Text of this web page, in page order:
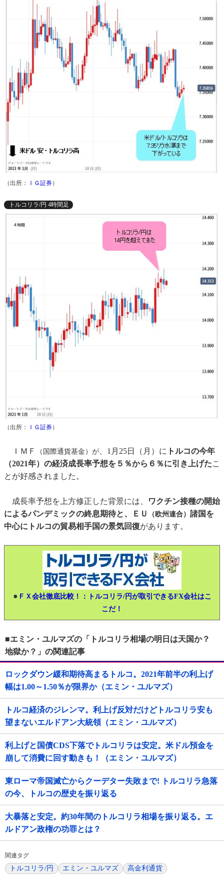
（出所： ＩＧ証券）
トルコリラ/円 4時間足
（出所： ＩＧ証券）
ＩＭＦ （国際通貨基金）が、1月25日（月）に トルコの今年
（2021年）の経済成長率予想を５％から６％に引き上げたこ
とが好感されました。
成長率予想を上方修正した背景には、
ワクチン接種の開始
によるパンデミックの終息期待と、ＥＵ
（欧州連合） 諸国を
中心にトルコの貿易相手国の景気回復があります。
● ＦＸ会社徹底比較！：トルコリラ/円が取引できるFX会社はこ
こだ！
■エミン・ユルマズの「トルコリラ相場の明日は天国か？
地獄か？」の関連記事
ロックダウン緩和期待高まるトルコ。2021年前半の利上げ
幅は1.00～1.50％が限界か（エミン・ユルマズ）
トルコ経済のジレンマ。利上げ反対だけどトルコリラ安も
望まないエルドアン大統領（エミン・ユルマズ）
利上げと国債CDS下落でトルコリラは安定。米ドル預金を
崩して消費に回す動きも！（エミン・ユルマズ）
東ローマ帝国滅亡からクーデター失敗まで! トルコリラ急落
の今、トルコの歴史を振り返る
大暴落と安定。約30年間のトルコリラ相場を振り返る。エ
ルドアン政権の功罪とは？
関連タグ
トルコリラ/円 エミン・ユルマズ 高金利通貨